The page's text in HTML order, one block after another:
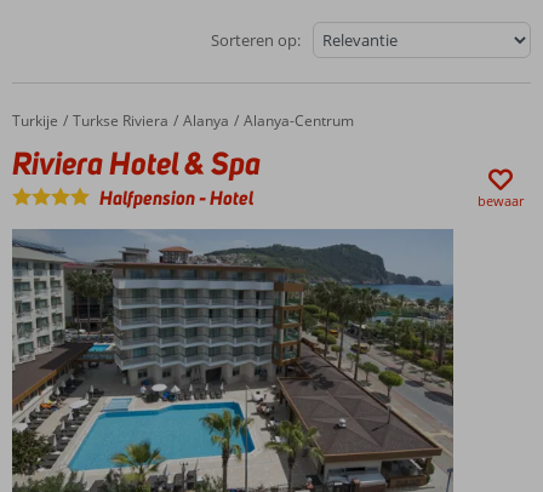
Sorteren op:
Home
Turkije Turkse Riviera Alanya Alanya-Centrum
Riviera Hotel & Spa
Riviera Hotel & Spa
Halfpension-Hotel bewaar